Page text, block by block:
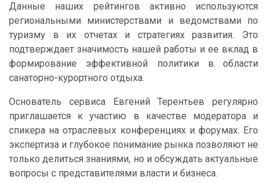
Данные наших рейтингов активно используются
региональными министерствами и ведомствами по
туризму в их отчетах и стратегиях развития. Это
подтверждает значимость нашей работы и ее вклад в
формирование эффективной политики в области
санаторно-курортного отдыха.
Основатель сервиса Евгений Терентьев регулярно
приглашается к участию в качестве модератора и
спикера на отраслевых конференциях и форумах. Его
экспертиза и глубокое понимание рынка позволяют не
только делиться знаниями, но и обсуждать актуальные
вопросы с представителями власти и бизнеса.